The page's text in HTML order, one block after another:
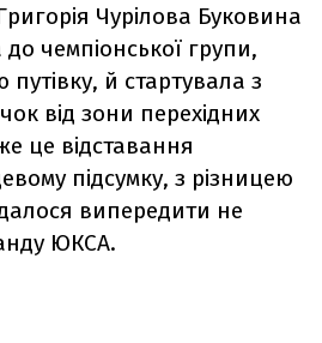
Чурілова Буковина
чемпіонської групи,
й стартувала з
від зони перехідних
це відставання
підсумку, з різницею
випередити не
ЮКСА.